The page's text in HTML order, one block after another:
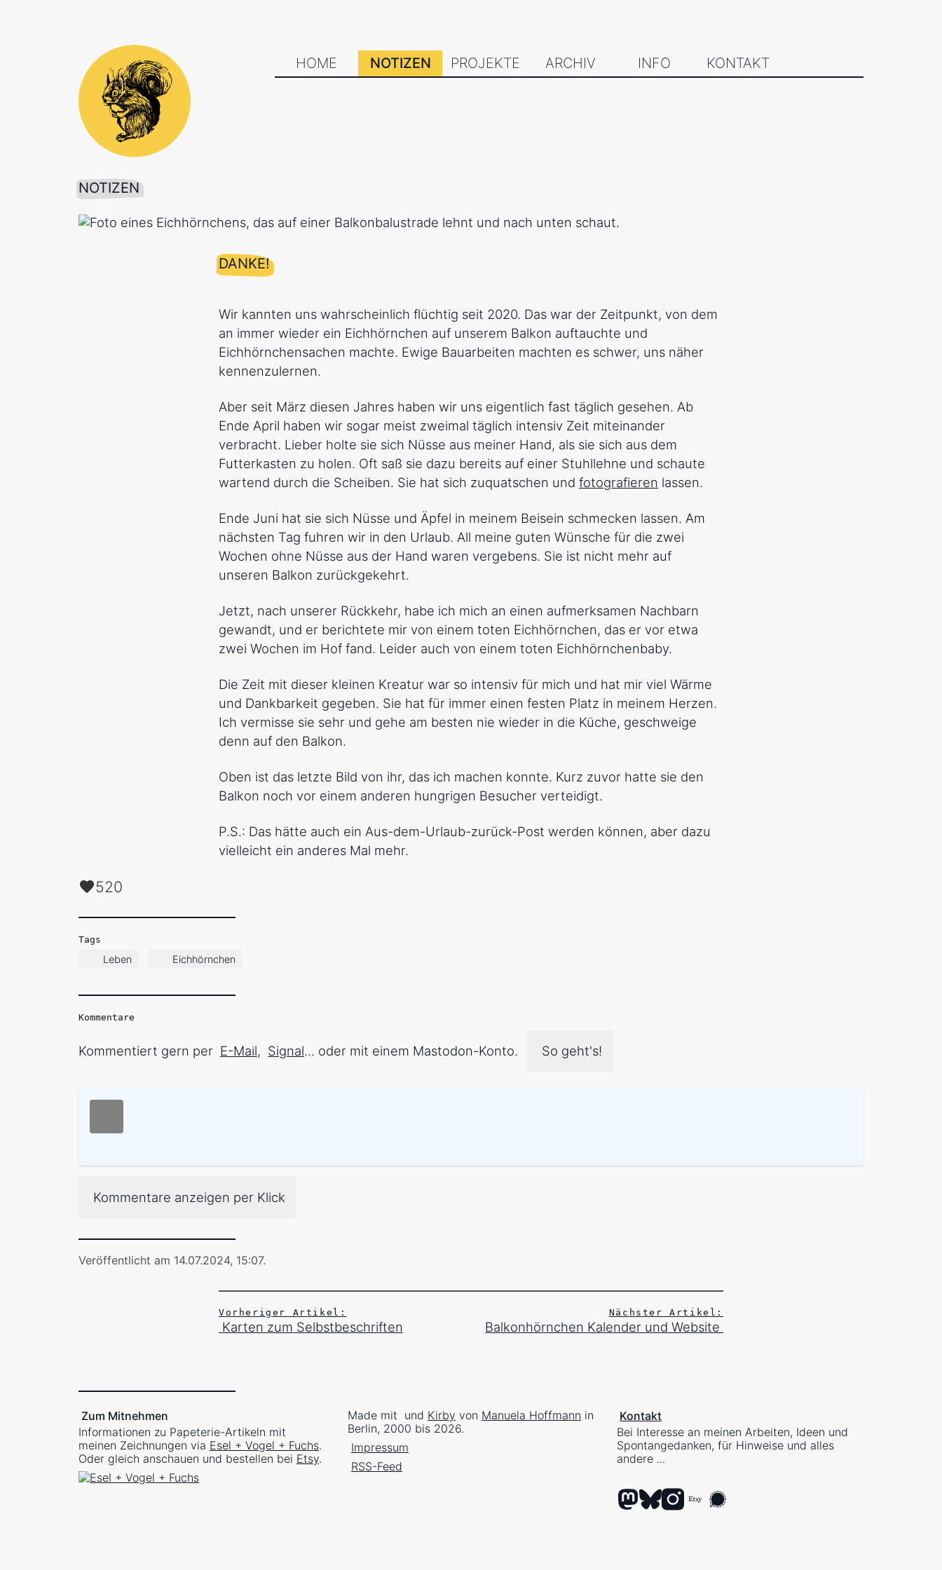
HOME NOTIZEN PROJEKTE ARCHIV INFO KONTAKT
NOTIZEN
DANKE!
Wir kannten uns wahrscheinlich flüchtig seit 2020. Das war der Zeitpunkt, von dem
an immer wieder ein Eichhörnchen auf unserem Balkon auftauchte und
Eichhörnchensachen machte. Ewige Bauarbeiten machten es schwer, uns näher
kennenzulernen.
Aber seit März diesen Jahres haben wir uns eigentlich fast täglich gesehen. Ab
Ende April haben wir sogar meist zweimal täglich intensiv Zeit miteinander
verbracht. Lieber holte sie sich Nüsse aus meiner Hand, als sie sich aus dem
Futterkasten zu holen. Oft saß sie dazu bereits auf einer Stuhllehne und schaute
wartend durch die Scheiben. Sie hat sich zuquatschen und fotografieren lassen.
Ende Juni hat sie sich Nüsse und Äpfel in meinem Beisein schmecken lassen. Am
nächsten Tag fuhren wir in den Urlaub. All meine guten Wünsche für die zwei
Wochen ohne Nüsse aus der Hand waren vergebens. Sie ist nicht mehr auf
unseren Balkon zurückgekehrt.
Jetzt, nach unserer Rückkehr, habe ich mich an einen aufmerksamen Nachbarn
gewandt, und er berichtete mir von einem toten Eichhörnchen, das er vor etwa
zwei Wochen im Hof fand. Leider auch von einem toten Eichhörnchenbaby.
Die Zeit mit dieser kleinen Kreatur war so intensiv für mich und hat mir viel Wärme
und Dankbarkeit gegeben. Sie hat für immer einen festen Platz in meinem Herzen.
Ich vermisse sie sehr und gehe am besten nie wieder in die Küche, geschweige
denn auf den Balkon.
Oben ist das letzte Bild von ihr, das ich machen konnte. Kurz zuvor hatte sie den
Balkon noch vor einem anderen hungrigen Besucher verteidigt.
P.S.: Das hätte auch ein Aus-dem-Urlaub-zurück-Post werden können, aber dazu
vielleicht ein anderes Mal mehr.
520
Tags
Leben Eichhörnchen
Kommentare
Kommentiert gern per E-Mail, Signal... oder mit einem Mastodon-Konto. So geht's!
Kommentare anzeigen per Klick
Veröffentlicht am 14.07.2024, 15:07.
Vorheriger Artikel:
Karten zum Selbstbeschriften
Nächster Artikel:
Balkonhörnchen Kalender und Website
Zum Mitnehmen
Informationen zu Papeterie-Artikeln mit
meinen Zeichnungen via Esel + Vogel + Fuchs.
Oder gleich anschauen und bestellen bei Etsy.
Made mit und Kirby von Manuela Hoffmann in
Berlin, 2000 bis 2026.
Impressum
RSS-Feed
Kontakt
Bei Interesse an meinen Arbeiten, Ideen und
Spontangedanken, für Hinweise und alles
andere ...